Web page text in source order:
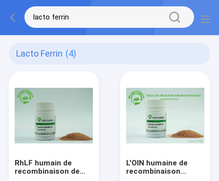
Lacto Ferrin (4)
RhLF humain de
recombinaison de
L'OIN humaine de
recombinaison